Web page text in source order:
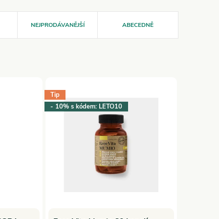
NEJPRODÁVANĚJŠÍ ABECEDNĚ
Tip
- 10% s kódem: LETO10